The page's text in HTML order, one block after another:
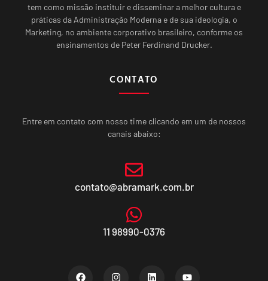
tem como missão instituir e disseminar a melhor cultura e
práticas da Administração Moderna e de sua ideologia, o
Marketing, no ambiente corporativo brasileiro, conforme os
ensinamentos de Peter Ferdinand Drucker.
CONTATO
Entre em contato com nosso time clicando em um de nossos
canais abaixo:
contato@abramark.com.br
11 98990-0376